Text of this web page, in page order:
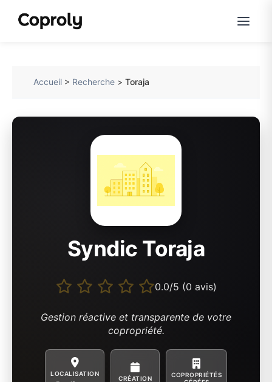
Accueil > Recherche >Toraja
Syndic Toraja
0.0/5 (0 avis)
Gestion réactive et transparente de votre
copropriété.
LOCALISATION
CRÉATION
COPROPRIÉTÉS